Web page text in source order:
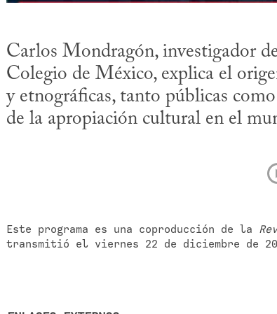
Carlos Mondragón, investigador
Colegio de México, explica el
y etnográficas, tanto públicas
de la apropiación cultural en el
Este programa es una coproducción de la
transmitió el viernes 22 de diciembre de